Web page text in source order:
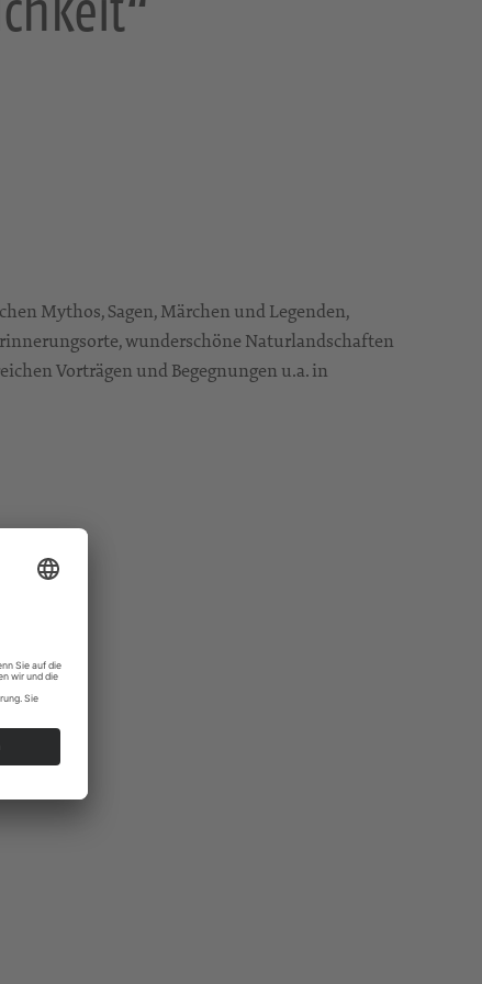
Mythos, Sagen, Märchen und Legenden,
wunderschöne Naturlandschaften
Vorträgen und Begegnungen u.a. in